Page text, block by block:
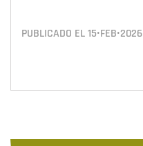
PUBLICADO EL15•FEB•2026